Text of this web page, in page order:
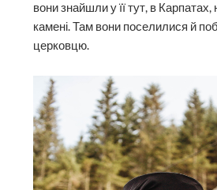
вони знайшли у її тут, в
камені. Там вони поселилися й
церковцю.